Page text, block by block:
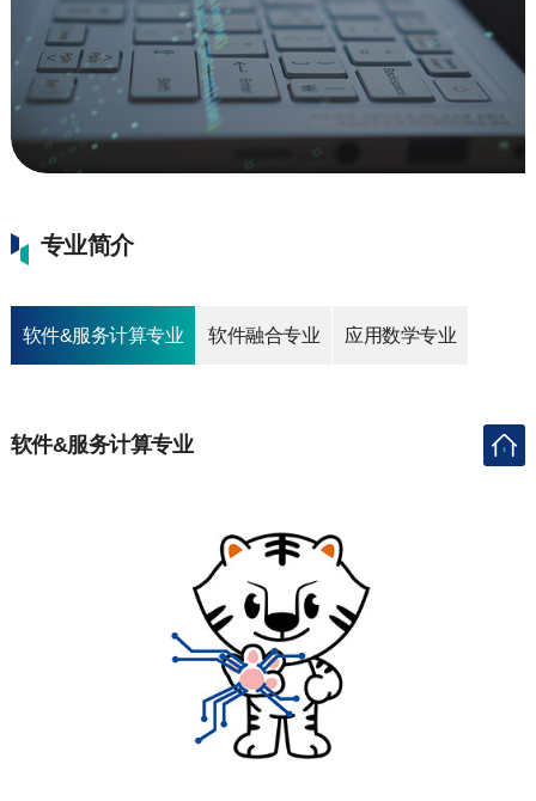
专业简介
软件&服务计算专业 软件融合专业 应用数学专业
软件&服务计算专业